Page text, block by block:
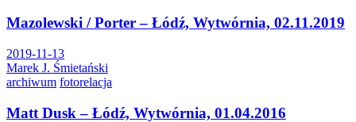
Mazolewski / Porter – Łódź, Wytwórnia, 02.11.2019
2019-11-13
Marek J. Śmietański
archiwum fotorelacja
Matt Dusk – Łódź, Wytwórnia, 01.04.2016